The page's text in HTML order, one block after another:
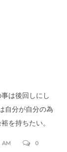
は後回しにし
自分が自分の為
を持ちたい。
AM 0